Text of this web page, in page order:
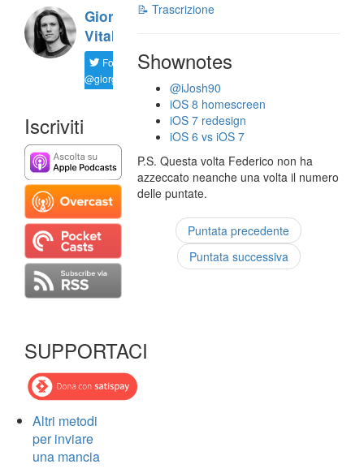
Giorgio
Vitali
Follow
@giorgio__vit
Iscriviti
SUPPORTACI
Altri metodi
per inviare
una mancia
📝 Trascrizione
Shownotes
@iJosh90
iOS 8 homescreen
iOS 7 redesign
iOS 6 vs iOS 7
P.S. Questa volta Federico non ha
azzeccato neanche una volta il numero
delle puntate.
Puntata precedente
Puntata successiva